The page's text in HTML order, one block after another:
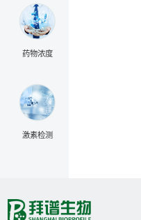
药物浓度
激素检测